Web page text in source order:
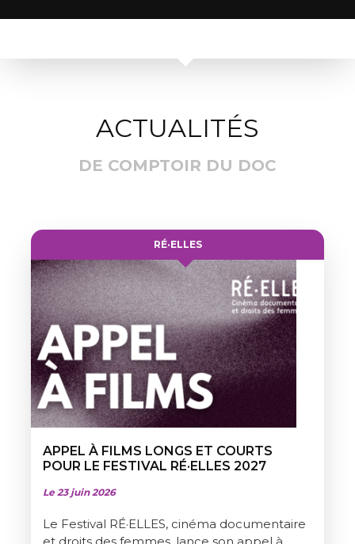
ACTUALITÉS
DE COMPTOIR DU DOC
RÉ·ELLES
APPEL À FILMS LONGS ET COURTS
POUR LE FESTIVAL RÉ·ELLES 2027
Le 23 juin 2026
Le Festival RÉ·ELLES, cinéma documentaire